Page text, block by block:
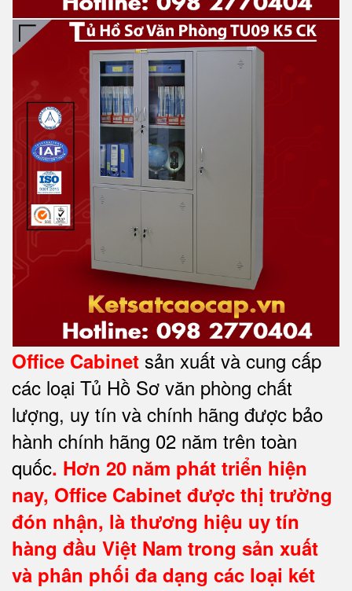
Office Cabinet sản xuất và cung cấp
các loại Tủ Hồ Sơ văn phòng chất
lượng, uy tín và chính hãng được bảo
hành chính hãng 02 năm trên toàn
quốc. Hơn 20 năm phát triển hiện
nay, Office Cabinet được thị trường
đón nhận, là thương hiệu uy tín
hàng đầu Việt Nam trong sản xuất
và phân phối đa dạng các loại két